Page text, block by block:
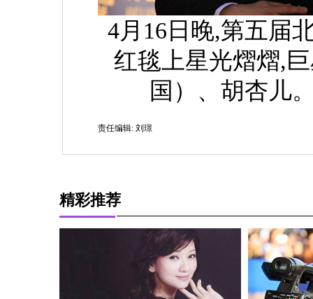
4月16日晚,第五届
红毯上星光熠熠,
国）、胡杏儿
责任编辑: 刘璟